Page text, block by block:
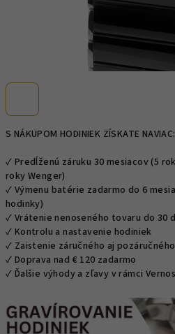
S NÁKUPOM HODINIEK ZÍSKATE NAVIAC:
✓ Predĺženú záruku 30 mesiacov (5
roky Wenger)
✓ Výmenu batérie zadarmo do 6
hodinky)
✓ Vrátenie nenoseného tovaru do 30
✓ Kontrolu a nastavenie hodiniek
✓ Zaistenie záručného aj
✓ Doprava nad € 120 zadarmo
✓ Ďalšie výhody a zľavy v rámci